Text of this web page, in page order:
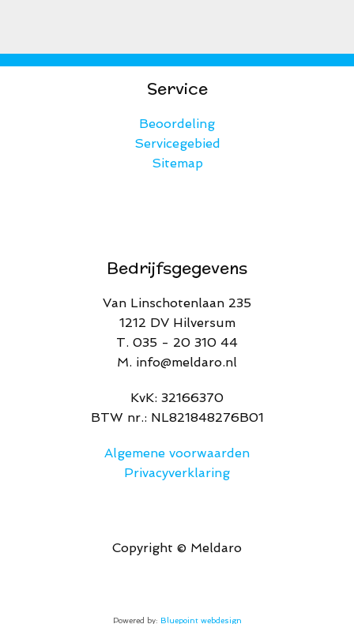
Service
Beoordeling
Servicegebied
Sitemap
Copyright © Meldaro
Powered by: Bluepoint webdesign
Bedrijfsgegevens
Van Linschotenlaan 235
1212 DV Hilversum
T. 035 - 20 310 44
M. info@meldaro.nl
​KvK: 32166370​
BTW nr.: NL821848276B01
Algemene voorwaarden
Privacyverklaring